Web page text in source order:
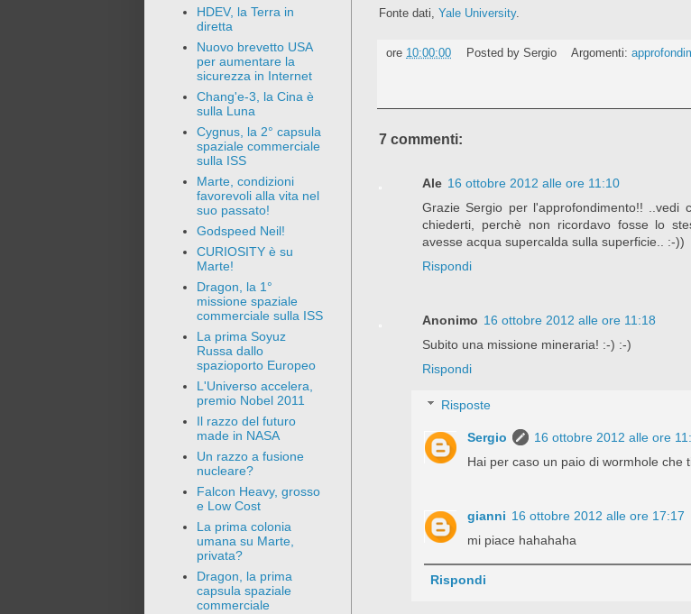
Fonte dati, Yale University.
ore 10:00:00 Posted by Sergio Argomenti:
7 commenti:
Ale 16 ottobre 2012 alle ore 11:10
Grazie Sergio per l'approfondimento!! ..vedi
chiederti, perchè non ricordavo fosse lo
avesse acqua supercalda sulla superficie.. :-))
Rispondi
Anonimo 16 ottobre 2012 alle ore 11:18
Subito una missione mineraria! :-) :-)
Rispondi
Risposte
Sergio
16 ottobre 2012 alle ore
Hai per caso un paio di wormhole che
gianni 16 ottobre 2012 alle ore 17:17
mi piace hahahaha
Rispondi
HDEV, la Terra in
diretta
Nuovo brevetto USA
per aumentare la
sicurezza in Internet
Chang'e-3, la Cina è
sulla Luna
Cygnus, la 2° capsula
spaziale commerciale
sulla ISS
Marte, condizioni
favorevoli alla vita nel
suo passato!
Godspeed Neil!
CURIOSITY è su
Marte!
Dragon, la 1°
missione spaziale
commerciale sulla ISS
La prima Soyuz
Russa dallo
spazioporto Europeo
L'Universo accelera,
premio Nobel 2011
Il razzo del futuro
made in NASA
Un razzo a fusione
nucleare?
Falcon Heavy, grosso
e Low Cost
La prima colonia
umana su Marte,
privata?
Dragon, la prima
capsula spaziale
commerciale